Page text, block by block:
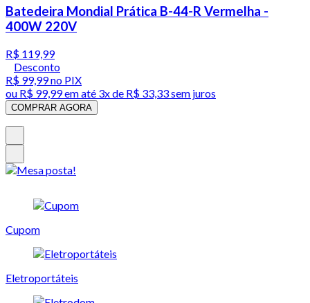
Batedeira Mondial Prática B-44-R Vermelha -
400W 220V
R$ 119,99
Desconto
R$ 99,99no PIX
ou R$ 99,99em até 3x de R$ 33,33 sem juros
COMPRAR AGORA
Cupom
Eletroportáteis